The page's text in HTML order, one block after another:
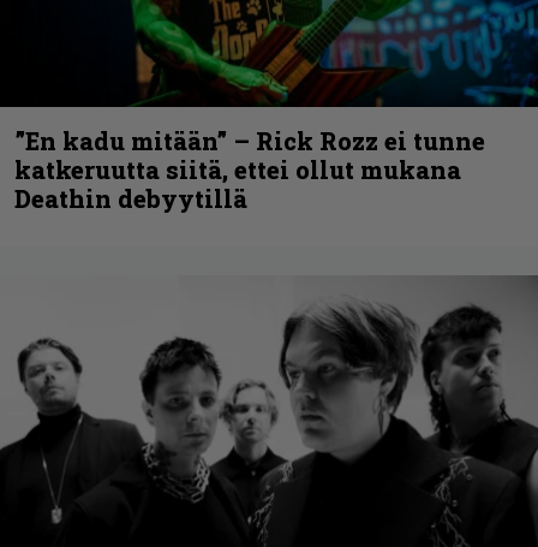
”En kadu mitään” – Rick Rozz ei tunne
katkeruutta siitä, ettei ollut mukana
Deathin debyytillä